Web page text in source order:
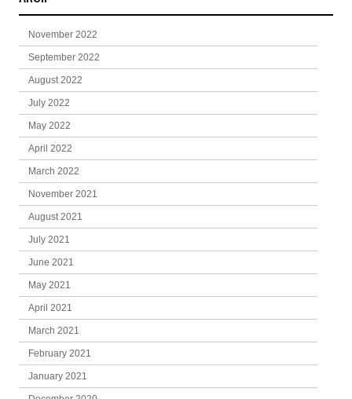
November 2022
September 2022
August 2022
July 2022
May 2022
April 2022
March 2022
November 2021
August 2021
July 2021
June 2021
May 2021
April 2021
March 2021
February 2021
January 2021